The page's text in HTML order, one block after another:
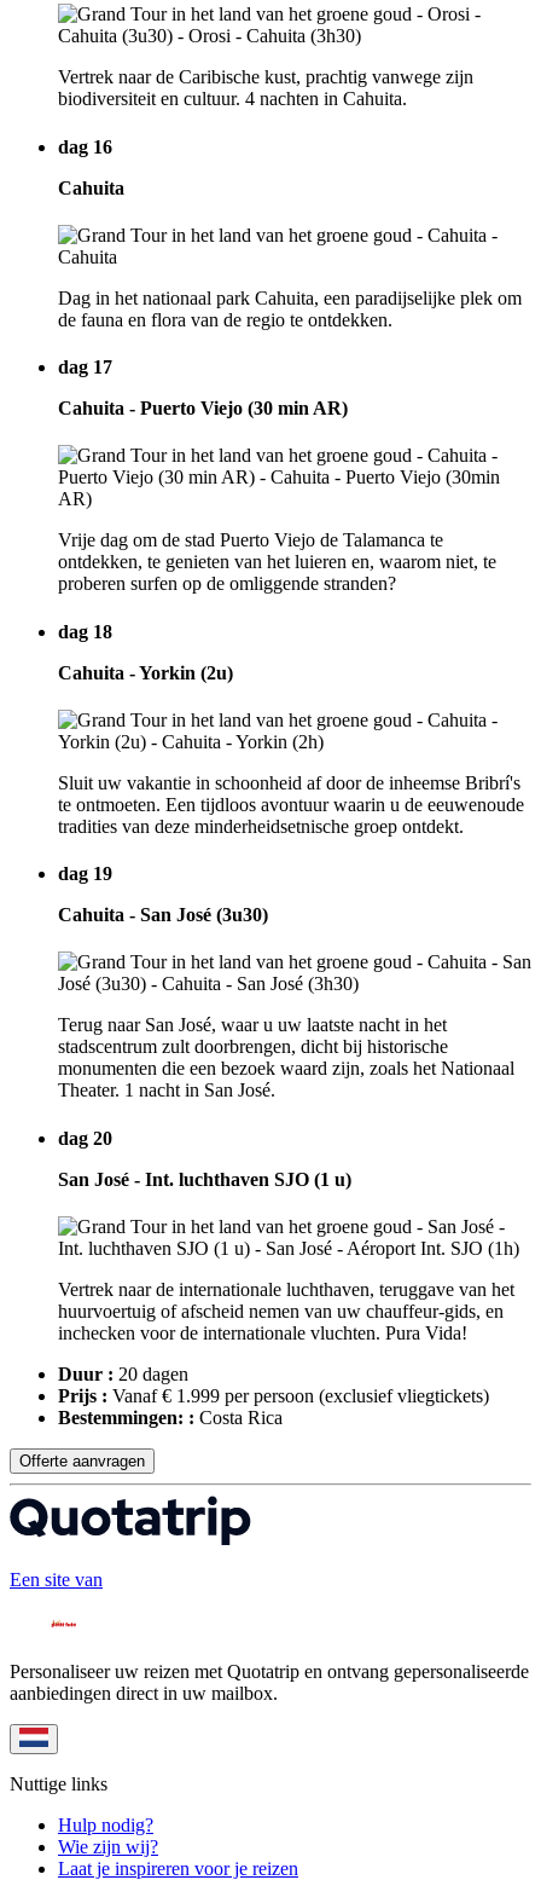
Vertrek naar de Caribische kust, prachtig vanwege zijn
biodiversiteit en cultuur. 4 nachten in Cahuita.
dag 16
Cahuita
Dag in het nationaal park Cahuita, een paradijselijke plek om
de fauna en flora van de regio te ontdekken.
dag 17
Cahuita - Puerto Viejo (30 min AR)
Vrije dag om de stad Puerto Viejo de Talamanca te
ontdekken, te genieten van het luieren en, waarom niet, te
proberen surfen op de omliggende stranden?
dag 18
Cahuita - Yorkin (2u)
Sluit uw vakantie in schoonheid af door de inheemse Bribrí's
te ontmoeten. Een tijdloos avontuur waarin u de eeuwenoude
tradities van deze minderheidsetnische groep ontdekt.
dag 19
Cahuita - San José (3u30)
Terug naar San José, waar u uw laatste nacht in het
stadscentrum zult doorbrengen, dicht bij historische
monumenten die een bezoek waard zijn, zoals het Nationaal
Theater. 1 nacht in San José.
dag 20
San José - Int. luchthaven SJO (1 u)
Vertrek naar de internationale luchthaven, teruggave van het
huurvoertuig of afscheid nemen van uw chauffeur-gids, en
inchecken voor de internationale vluchten. Pura Vida!
Duur : 20 dagen
Prijs : Vanaf € 1.999 per persoon (exclusief vliegtickets)
Bestemmingen: : Costa Rica
Offerte aanvragen
Een site van
Personaliseer uw reizen met Quotatrip en ontvang gepersonaliseerde
aanbiedingen direct in uw mailbox.
Nuttige links
Hulp nodig?
Wie zijn wij?
Laat je inspireren voor je reizen